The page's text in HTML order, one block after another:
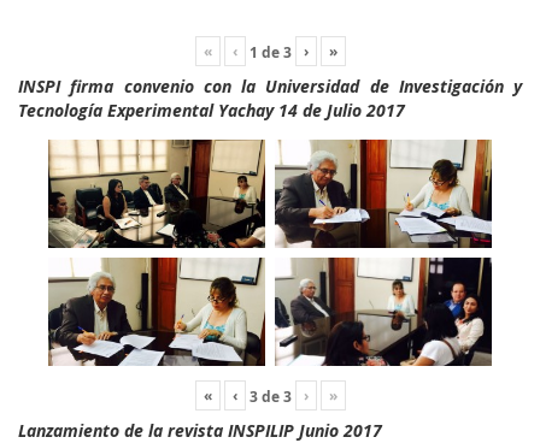
« ‹ 1 de3 › »
INSPI firma convenio con la Universidad de Investigación y
Tecnología Experimental Yachay 14 de Julio 2017
« ‹ 3de3 › »
Lanzamiento de la revista INSPILIP Junio 2017